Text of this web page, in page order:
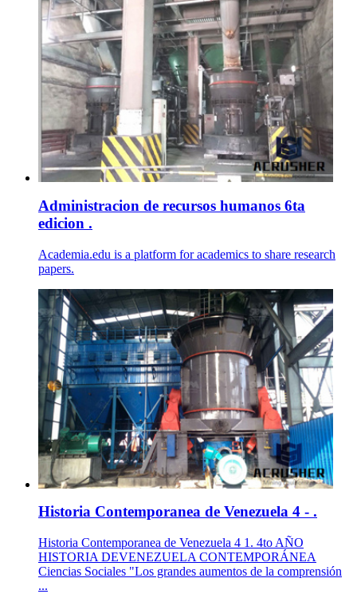
Administracion de recursos humanos 6ta
edicion .
Academia.edu is a platform for academics to share research
papers.
Historia Contemporanea de Venezuela 4 - .
Historia Contemporanea de Venezuela 4 1. 4to AÑO
HISTORIA DEVENEZUELA CONTEMPORÁNEA
Ciencias Sociales "Los grandes aumentos de la comprensión
...